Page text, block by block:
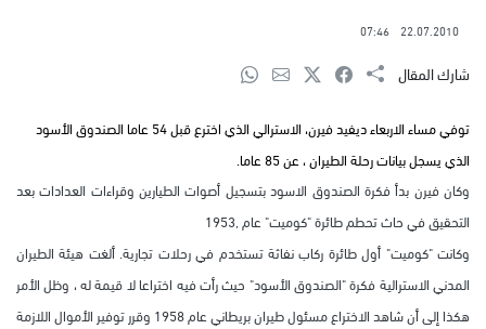
22.07.2010
07:46
شارك المقال
توفي مساء الاربعاء ديفيد فيرن، الاسترالي الذي اخترع قبل 54 عاما الصندوق الأسود
الذي يسجل بيانات رحلة الطيران ، عن 85 عاما.
وكان فيرن بدأ فكرة الصندوق الاسود بتسجيل أصوات الطيارين وقراءات العدادات بعد
التحقيق في حاث تحطم طائرة "كوميت" عام ,1953
وكانت "كوميت" أول طائرة ركاب نفاثة تستخدم في رحلات تجارية. ألغت هيئة الطيران
المدني الاسترالية فكرة "الصندوق الأسود" حيث رأت فيه اختراعا لا قيمة له ، وظل الأمر
هكذا إلى أن شاهد الاختراع مسئول طيران بريطاني عام 1958 وقرر توفير الأموال اللازمة